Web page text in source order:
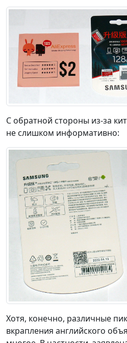
С обратной стороны из-за
не слишком информативно:
Хотя, конечно, различные
вкрапления английского